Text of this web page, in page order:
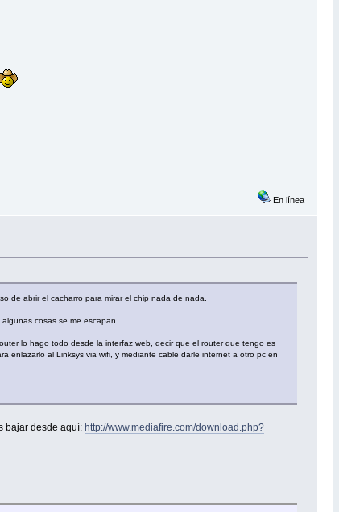
En línea
de abrir el cacharro para mirar el chip nada de nada.
cosas se me escapan.
lo hago todo desde la interfaz web, decir que el router que tengo es
enlazarlo al Linksys via wifi, y mediante cable darle internet a otro pc en
bajar desde aquí: http://www.mediafire.com/download.php?